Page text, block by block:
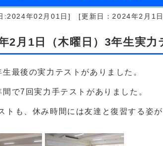
:2024年02月01日] [更新日：2024年2月1
2月1日（木曜日）3年生実
最後の実力テストがありました。
で7回実力手テストがありました。
トも、休み時間には友達と復習する姿